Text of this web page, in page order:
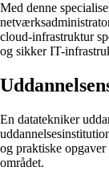
Med denne
cloud-infrastruktur
og sikker IT-
En datatekniker
og praktiske
området.